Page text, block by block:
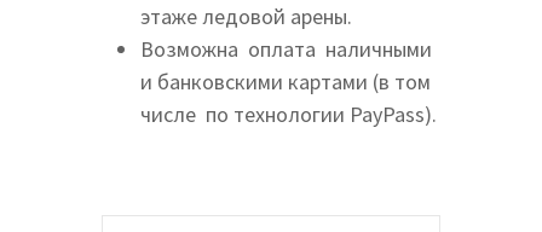
этаже ледовой арены.
Возможна оплата наличными
и банковскими картами (в том
числе по технологии PayPass).